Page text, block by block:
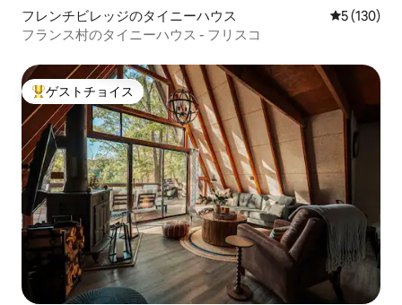
フレンチビレッジのタイニーハウス レビュー
5 (130)
フランス村のタイニーハウス - フリスコ
大好評のゲストチョイスです。
ゲストチョイス